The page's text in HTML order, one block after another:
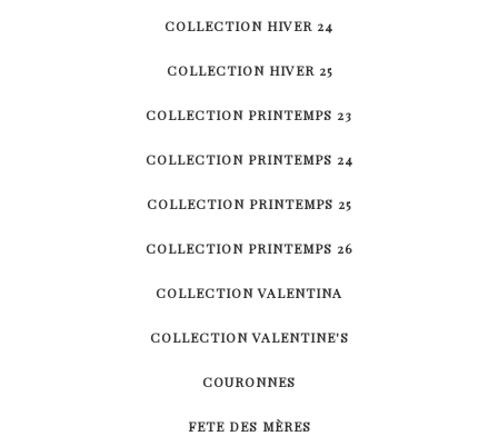
COLLECTION HIVER 24
COLLECTION HIVER 25
COLLECTION PRINTEMPS 23
COLLECTION PRINTEMPS 24
COLLECTION PRINTEMPS 25
COLLECTION PRINTEMPS 26
COLLECTION VALENTINA
COLLECTION VALENTINE'S
COURONNES
FETE DES MÈRES